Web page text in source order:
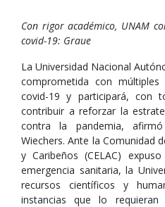
Con rigor académico, UNAM
covid-19: Graue
La Universidad Nacional
comprometida con
covid-19 y participará, con
contribuir a reforzar la
contra la pandemia,
Wiechers. Ante la Comunidad
y Caribeños (CELAC)
emergencia sanitaria, la
recursos científicos y
instancias que lo